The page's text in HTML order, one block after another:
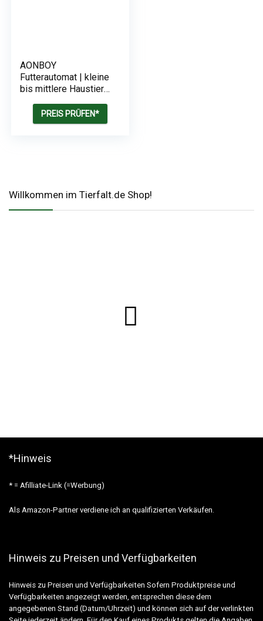
AONBOY
Futterautomat | kleine
bis mittlere Haustiere
Kontrolle | 10s
Sprachaufzeichnung
PREIS PRÜFEN*
Willkommen im Tierfalt.de Shop!
*Hinweis
* = Afilliate-Link (=Werbung)
Als Amazon-Partner verdiene ich an qualifizierten Verkäufen.
Hinweis zu Preisen und Verfügbarkeiten
Hinweis zu Preisen und Verfügbarkeiten Sofern Produktpreise und
Verfügbarkeiten angezeigt werden, entsprechen diese dem
angegebenen Stand (Datum/Uhrzeit) und können sich auf der verlinkten